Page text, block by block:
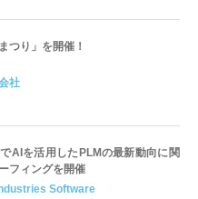
つり」を開催！
社
AIを活用したPLMの最新動向に関
フィングを開催
Software